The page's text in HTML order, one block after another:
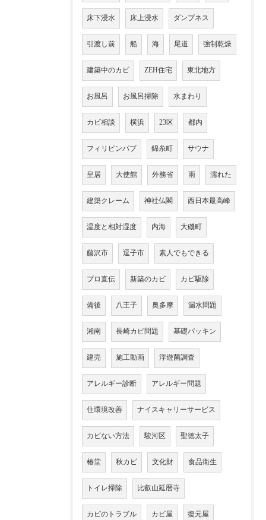
床下浸水 床上浸水 ダンプネス
引渡し前 船 海 尾道 強制乾燥
建築中のカビ ZEH住宅 東北地方
お風呂 お風呂掃除 水まわり
カビ相談 横浜 23区 都内
フィリピンパブ 錦糸町 サウナ
皇居 大使館 外務省 雨 濡れた
建築クレーム 神社仏閣 西日本最高峰
温度と相対湿度 内海 大磯町
藤沢市 逗子市 素人でもできる
プロ直伝 新築のカビ カビ駆除
備後 八王子 奥多摩 漏水問題
湘南 長崎カビ問題 基礎パッキン
建売 施工動画 浮遊菌調査
アレルギー診断 アレルギー問題
住環境改善 ナイスキャリーサービス
カビない方法 駿河区 聖徳太子
椿堂 秋カビ 文化財 食品衛生
トイレ掃除 比叡山延暦寺
カビのトラブル カビ屋 復元屋